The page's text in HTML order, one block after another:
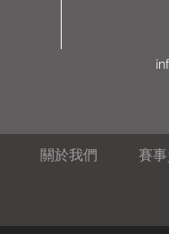
關於我們 賽